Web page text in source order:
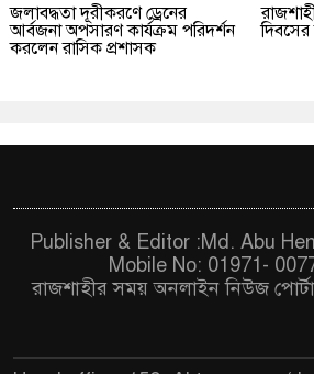
জলাবদ্ধতা দূরীকরণে ড্রেনের
আর্বজনা অপসারণ কার্যক্রম পরিদর্শন
করলেন রাসিক প্রশাসক
দিবসের
Publisher & Editor :Md. Abu
Mobile No: 01971-
রাজশাহীর সময় অনলাইন নিউজ